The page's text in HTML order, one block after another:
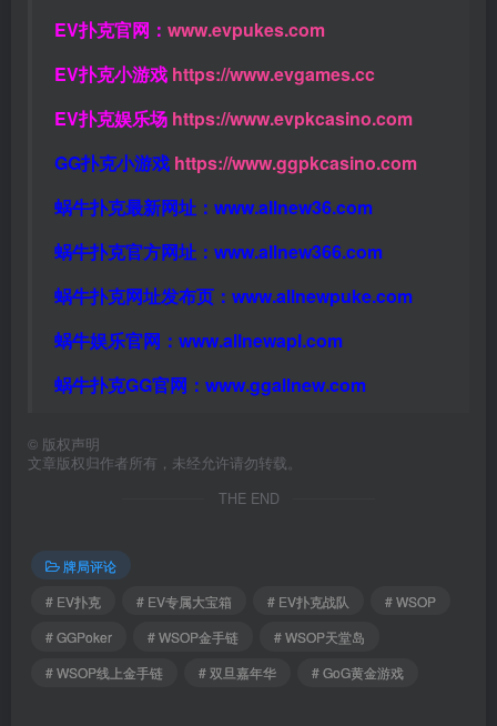
EV扑克官网： www.evpukes.com
EV扑克小游戏 https://www.evgames.cc
EV扑克娱乐场 https://www.evpkcasino.com
GG扑克小游戏 https://www.ggpkcasino.com
蜗牛扑克最新网址： www.allnew36.com
蜗牛扑克官方网址： www.allnew366.com
蜗牛扑克网址发布页： www.allnewpuke.com
蜗牛娱乐官网： www.allnewapl.com
蜗牛扑克GG官网： www.ggallnew.com
© 版权声明
文章版权归作者所有，未经允许请勿转载。
THE END
牌局评论
# EV扑克
# EV专属大宝箱 # EV扑克战队
# WSOP
# GGPoker
# WSOP金手链
# WSOP天堂岛
# WSOP线上金手链
# 双旦嘉年华 # GoG黄金游戏